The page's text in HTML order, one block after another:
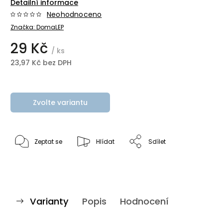
Detailní informace
Značka: DomaLEP
Neohodnoceno
29 Kč / ks
23,97 Kč bez DPH
Zvolte variantu
Zeptat se Hlídat Sdílet
Varianty Popis Hodnocení